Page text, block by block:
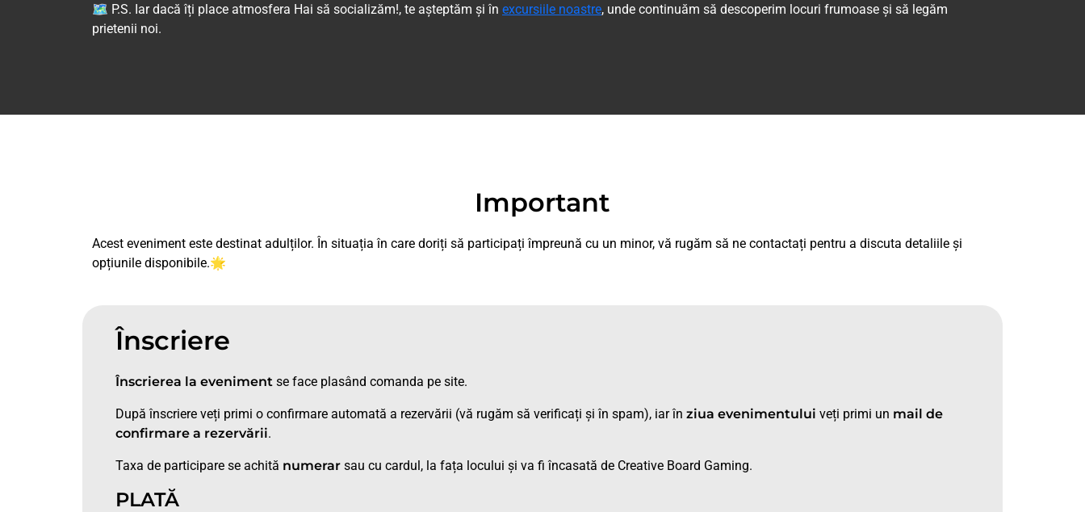
🗺 P.S. Iar dacă îți place atmosfera Hai să socializăm!, te așteptăm și în excursiile noastre, unde continuăm să descoperim locuri frumoase și să legăm
prietenii noi.
Important
Acest eveniment este destinat adulților. În situația în care doriți să participați împreună cu un minor, vă rugăm să ne contactați pentru a discuta detaliile și
opțiunile disponibile.🌟
Înscriere
Înscrierea la eveniment se face plasând comanda pe site.
După înscriere veți primi o confirmare automată a rezervării (vă rugăm să verificați și în spam), iar în ziua evenimentului veți primi un mail de
confirmare a rezervării.
Taxa de participare se achită numerar sau cu cardul, la fața locului și va fi încasată de Creative Board Gaming.
PLATĂ